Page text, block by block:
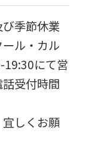
季節休業
ル・カル
19:30にて営
受付時間
しくお願